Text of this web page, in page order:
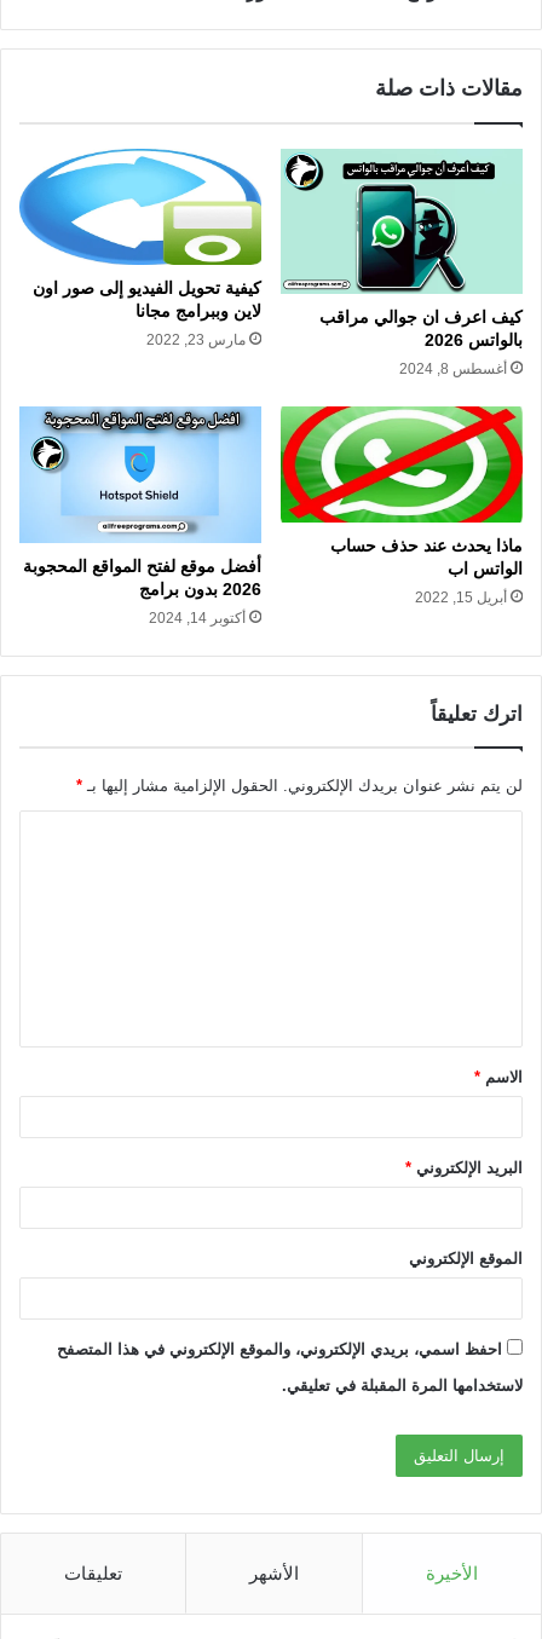
مقالات ذات صلة
كيف اعرف ان جوالي مراقب
بالواتس 2026
أغسطس 8, 2024
كيفية تحويل الفيديو إلى صور اون
لاين وببرامج مجانا
مارس 23, 2022
ماذا يحدث عند حذف حساب
الواتس اب
أبريل 15, 2022
أفضل موقع لفتح المواقع المحجوبة
2026 بدون برامج
أكتوبر 14, 2024
اترك تعليقاً
لن يتم نشر عنوان بريدك الإلكتروني. الحقول الإلزامية مشار إليها بـ *
ق
*الاسم *
البريد الإلكتروني *
الموقع الإلكتروني
احفظ اسمي، بريدي الإلكتروني، والموقع الإلكتروني في هذا المتصفح
لاستخدامها المرة المقبلة في تعليقي.
الأخيرة الأشهر تعليقات